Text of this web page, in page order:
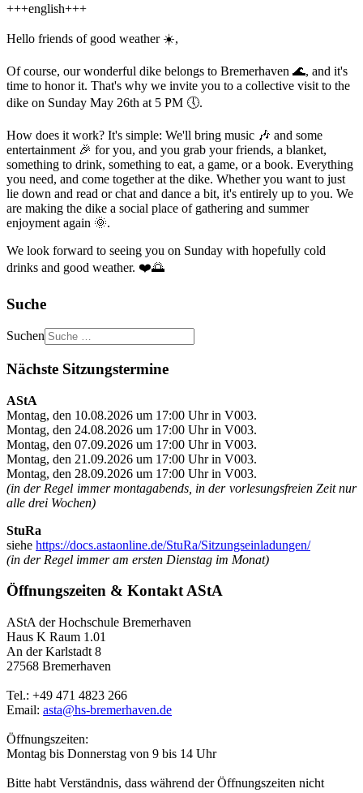
+++english+++
Hello friends of good weather ☀️,
Of course, our wonderful dike belongs to Bremerhaven 🌊, and it's
time to honor it. That's why we invite you to a collective visit to the
dike on Sunday May 26th at 5 PM 🕔.
How does it work? It's simple: We'll bring music 🎶 and some
entertainment 🎉 for you, and you grab your friends, a blanket,
something to drink, something to eat, a game, or a book. Everything
you need, and come together at the dike. Whether you want to just
lie down and read or chat and dance a bit, it's entirely up to you. We
are making the dike a social place of gathering and summer
enjoyment again 🌞.
We look forward to seeing you on Sunday with hopefully cold
drinks and good weather. ❤️🌅
Suche
Suchen
Nächste Sitzungstermine
AStA
Montag, den 10.08.2026 um 17:00 Uhr in V003.
Montag, den 24.08.2026 um 17:00 Uhr in V003.
Montag, den 07.09.2026 um 17:00 Uhr in V003.
Montag, den 21.09.2026 um 17:00 Uhr in V003.
Montag, den 28.09.2026 um 17:00 Uhr in V003.
(in der Regel immer montagabends, in der vorlesungsfreien Zeit nur
alle drei Wochen)
StuRa
siehe https://docs.astaonline.de/StuRa/Sitzungseinladungen/
(in der Regel immer am ersten Dienstag im Monat)
Öffnungszeiten & Kontakt AStA
AStA der Hochschule Bremerhaven
Haus K Raum 1.01
An der Karlstadt 8
27568 Bremerhaven
Tel.: +49 471 4823 266
Email: asta@hs-bremerhaven.de
Öffnungszeiten:
Montag bis Donnerstag von 9 bis 14 Uhr
Bitte habt Verständnis, dass während der Öffnungszeiten nicht